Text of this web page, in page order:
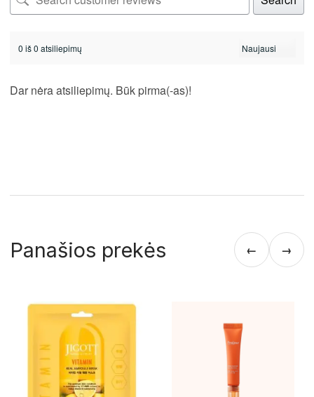
0 iš 0 atsiliepimų
Dar nėra atsiliepimų. Būk pirma(-as)!
Panašios prekės ← →